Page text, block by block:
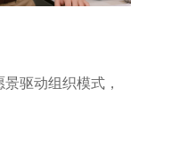
驱动组织模式，